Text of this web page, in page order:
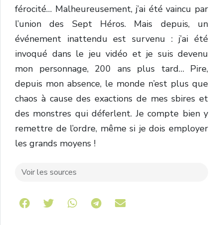
férocité… Malheureusement, j’ai été vaincu par
l’union des Sept Héros. Mais depuis, un
événement inattendu est survenu : j’ai été
invoqué dans le jeu vidéo et je suis devenu
mon personnage, 200 ans plus tard… Pire,
depuis mon absence, le monde n’est plus que
chaos à cause des exactions de mes sbires et
des monstres qui déferlent. Je compte bien y
remettre de l’ordre, même si je dois employer
les grands moyens !
Voir les sources
Share on Telegram